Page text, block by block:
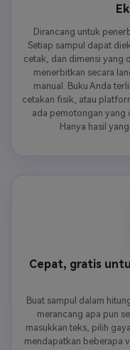
Dirancang untuk
Setiap sampul dapat
cetak, dan dimensi yang
menerbitkan secara
manual. Buku Anda
cetakan fisik, atau
ada pemotongan yang
Hanya hasil
Cepat, gratis
Buat sampul dalam
merancang apa pun
masukkan teks, pilih
mendapatkan beberapa